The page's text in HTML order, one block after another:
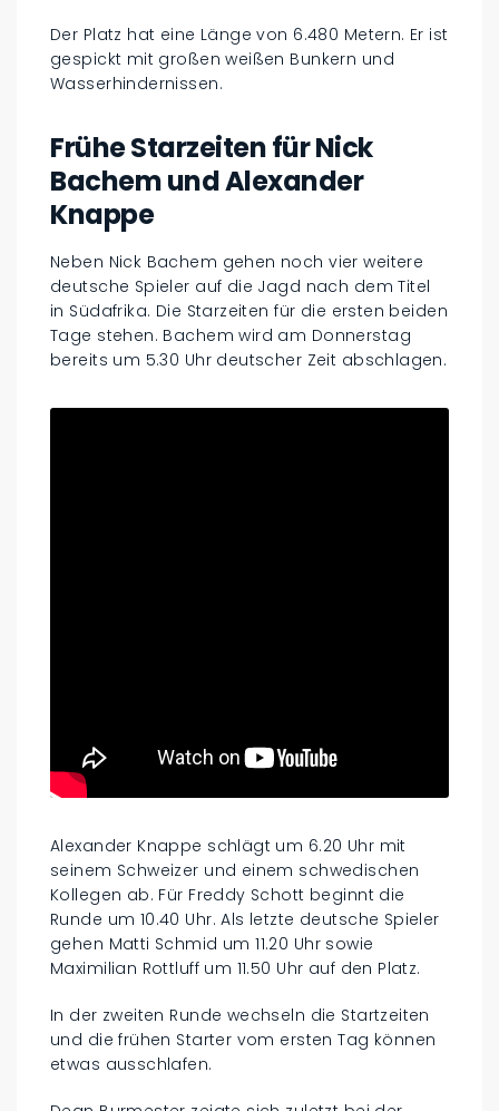
Der Platz hat eine Länge von 6.480 Metern. Er ist
gespickt mit großen weißen Bunkern und
Wasserhindernissen.
Frühe Starzeiten für Nick
Bachem und Alexander
Knappe
Neben Nick Bachem gehen noch vier weitere
deutsche Spieler auf die Jagd nach dem Titel
in Südafrika. Die Starzeiten für die ersten beiden
Tage stehen. Bachem wird am Donnerstag
bereits um 5.30 Uhr deutscher Zeit abschlagen.
Alexander Knappe schlägt um 6.20 Uhr mit
seinem Schweizer und einem schwedischen
Kollegen ab. Für Freddy Schott beginnt die
Runde um 10.40 Uhr. Als letzte deutsche Spieler
gehen Matti Schmid um 11.20 Uhr sowie
Maximilian Rottluff um 11.50 Uhr auf den Platz.
In der zweiten Runde wechseln die Startzeiten
und die frühen Starter vom ersten Tag können
etwas ausschlafen.